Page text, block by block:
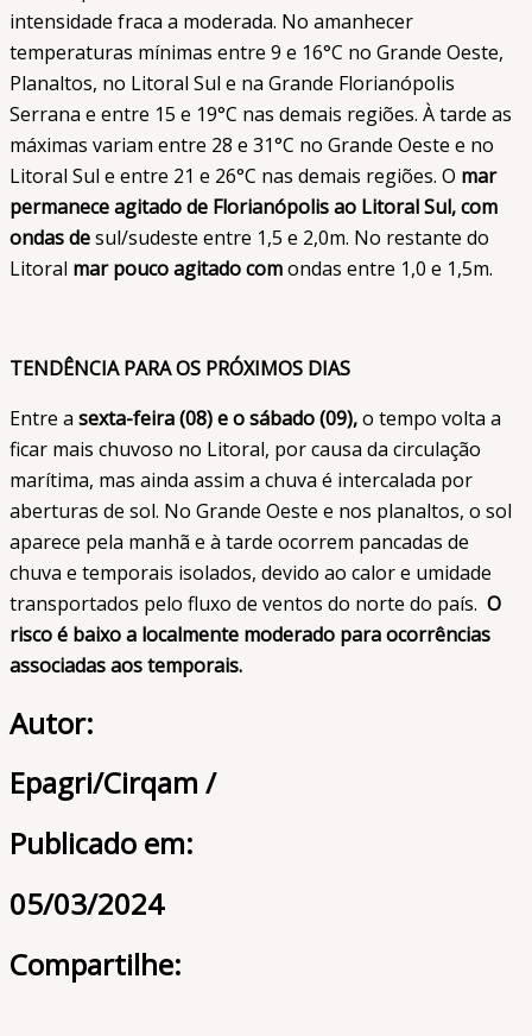
intensidade fraca a moderada. No amanhecer
temperaturas mínimas entre 9 e 16°C no Grande Oeste,
Planaltos, no Litoral Sul e na Grande Florianópolis
Serrana e entre 15 e 19°C nas demais regiões. À tarde as
máximas variam entre 28 e 31°C no Grande Oeste e no
Litoral Sul e entre 21 e 26°C nas demais regiões. O mar
permanece agitado de Florianópolis ao Litoral Sul, com
ondas desul/sudeste entre 1,5 e 2,0m. No restante do
Litoral mar pouco agitado comondas entre 1,0 e 1,5m.
TENDÊNCIA PARA OS PRÓXIMOS DIAS
Entre a sexta-feira (08) e o sábado (09),o tempo volta a
ficar mais chuvoso no Litoral, por causa da circulação
marítima, mas ainda assim a chuva é intercalada por
aberturas de sol. No Grande Oeste e nos planaltos, o sol
aparece pela manhã e à tarde ocorrem pancadas de
chuva e temporais isolados, devido ao calor e umidade
transportados pelo fluxo de ventos do norte do país. O
risco é baixo a localmente moderado para ocorrências
associadas aos temporais.
Autor:
Epagri/Cirqam /
Publicado em:
05/03/2024
Compartilhe: